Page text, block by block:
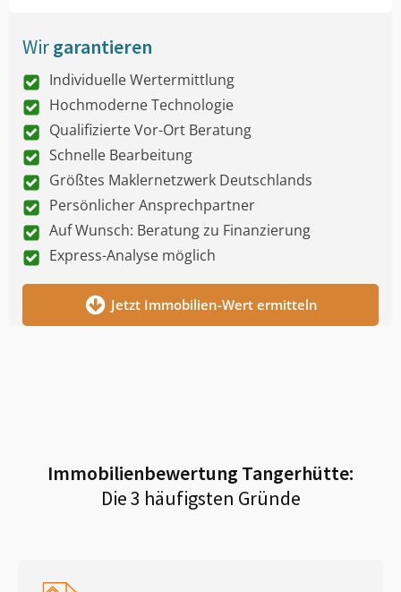
Wirgarantieren
Individuelle Wertermittlung
Hochmoderne Technologie
Qualifizierte Vor-Ort Beratung
Schnelle Bearbeitung
Größtes Maklernetzwerk Deutschlands
Persönlicher Ansprechpartner
Auf Wunsch: Beratung zu Finanzierung
Express-Analyse möglich
Jetzt Immobilien-Wert ermitteln
Immobilienbewertung Tangerhütte:
Die 3 häufigsten Gründe